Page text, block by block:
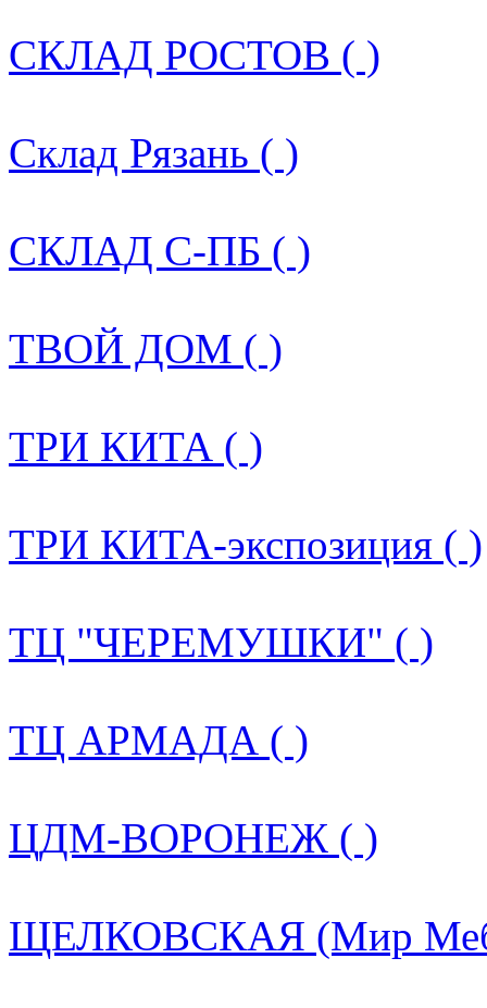
СКЛАД РОСТОВ ( )
Склад Рязань ( )
СКЛАД С-ПБ ( )
ТВОЙ ДОМ ( )
ТРИ КИТА ( )
ТРИ КИТА-экспозиция ( )
ТЦ "ЧЕРЕМУШКИ" ( )
ТЦ АРМАДА ( )
ЦДМ-ВОРОНЕЖ ( )
ЩЕЛКОВСКАЯ (Мир